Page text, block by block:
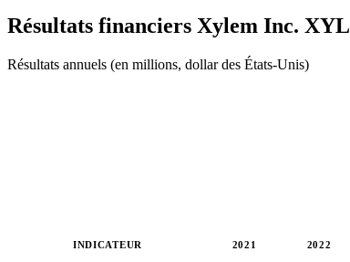
Résultats financiers Xylem Inc. XYL
Résultats annuels (en millions, dollar des États-Unis)
INDICATEUR 2021 2022